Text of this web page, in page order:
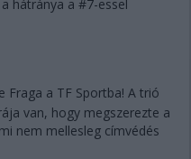
hátránya a #7-essel
Fraga a TF Sportba! A trió
van, hogy megszerezte a
nem mellesleg címvédés